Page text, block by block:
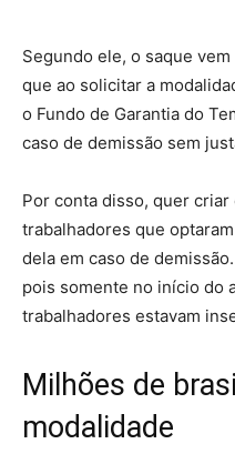
Segundo ele, o saque
que ao solicitar a
o Fundo de Garantia do
caso de demissão sem
Por conta disso, quer
trabalhadores que
dela em caso de
pois somente no início do
trabalhadores estavam
Milhões de
modalidade